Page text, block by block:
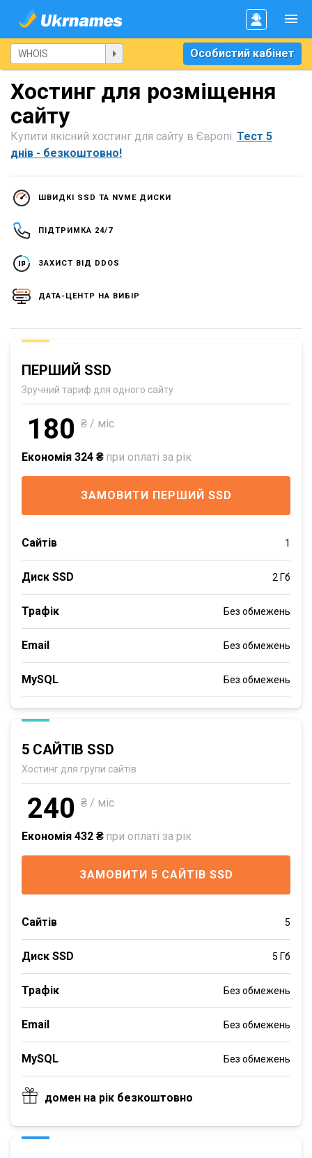
Особистий кабінет
Хостинг для розміщення
сайту
Купити якісний хостинг для сайту в Європі. Тест 5
днів - безкоштовно!
ШВИДКІ SSD ТА NVME ДИСКИ
ПІДТРИМКА 24/7
ЗАХИСТ ВІД DDOS
ДАТА-ЦЕНТР НА ВИБІР
ПЕРШИЙ SSD
Зручний тариф для одного сайту
180 ₴ / міс
Економія 324 ₴ при оплаті за рік
ЗАМОВИТИ ПЕРШИЙ SSD
Сайтів 1
Диск SSD 2 Гб
Трафік Без обмежень
Email Без обмежень
MySQL Без обмежень
5 САЙТІВ SSD
Хостинг для групи сайтів
240 ₴ / міс
Економія 432 ₴ при оплаті за рік
ЗАМОВИТИ 5 САЙТІВ SSD
Сайтів 5
Диск SSD 5 Гб
Трафік Без обмежень
Email Без обмежень
MySQL Без обмежень
домен на рік безкоштовно